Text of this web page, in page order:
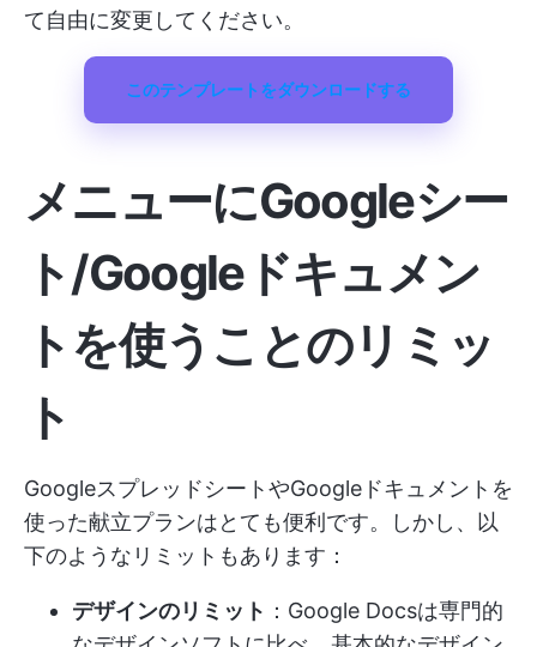
て自由に変更してください。
このテンプレートをダウンロードする
メニューにGoogleシー
ト/Googleドキュメン
トを使うことのリミッ
ト
GoogleスプレッドシートやGoogleドキュメントを
使った献立プランはとても便利です。しかし、以
下のようなリミットもあります：
デザインのリミット ：Google Docsは専門的